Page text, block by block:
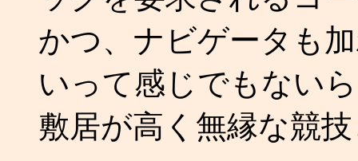
かつ、ナビゲータも
いって感じでもない
敷居が高く無縁な競